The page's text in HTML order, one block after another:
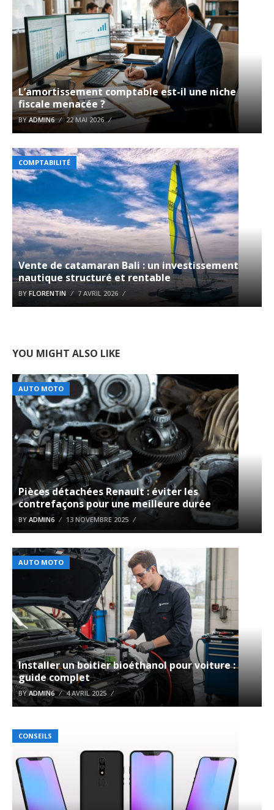
L’amortissement comptable est-il une niche
fiscale menacée ?
BYADMIN6 22 MAI 2026
COMPTABILITÉ
Vente de catamaran Bali : un investissement
nautique structuré et rentable
BY FLORENTIN 7 AVRIL 2026
YOU MIGHT ALSO LIKE
AUTO MOTO
Pièces détachées Renault : éviter les
contrefaçons pour une meilleure durée
BY ADMIN6 13 NOVEMBRE 2025
AUTO MOTO
Installer un boitier bioéthanol pour voiture :
guide complet
BYADMIN6 4 AVRIL 2025
CONSEILS